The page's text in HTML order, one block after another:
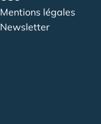
Mentions légales
Newsletter